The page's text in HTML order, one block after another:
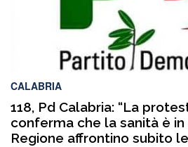
CALABRIA
118, Pd Calabria: “La
conferma che la sanità è
Regione affrontino subito